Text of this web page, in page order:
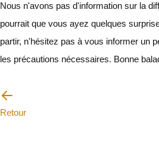
Nous n'avons pas d'information sur la
pourrait que vous ayez quelques
partir, n'hésitez pas à vous informer un
les précautions nécessaires. Bonne
Retour